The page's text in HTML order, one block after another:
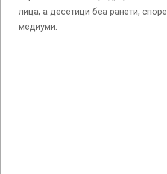
лица, а десетици беа ранети,
медиуми.